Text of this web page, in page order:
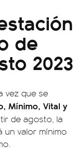
de
2023
vez que se
Mínimo, Vital y
de agosto, la
un valor mínimo